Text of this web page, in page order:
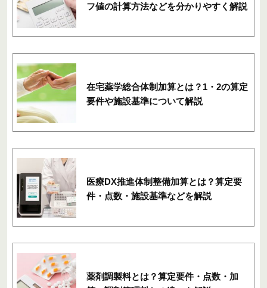
フ値の計算方法などを分かりやすく解説
在宅薬学総合体制加算とは？1・2の算定
要件や施設基準について解説
医療DX推進体制整備加算とは？算定要
件・点数・施設基準などを解説
薬剤調製料とは？算定要件・点数・加